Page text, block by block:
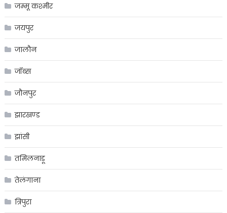
जम्मू कश्मीर
जयपुर
जालौन
जॉब्स
जौनपुर
झारखण्ड
झांसी
तमिलनाडू
तेलंगाना
त्रिपुरा